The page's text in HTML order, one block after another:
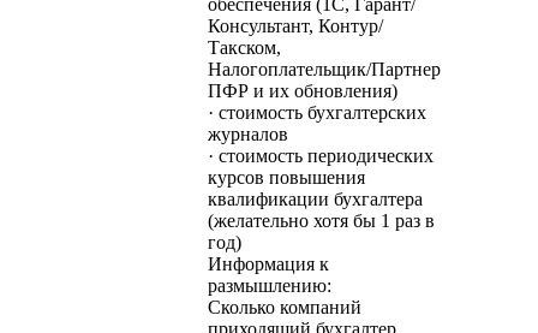
Консультант, Контур/
Такском,
Налогоплательщик/Партнер
ПФР и их обновления)
· стоимость бухгалтерских
журналов
· стоимость периодических
курсов повышения
квалификации бухгалтера
(желательно хотя бы 1 раз в
год)
Информация к
размышлению:
Сколько компаний
приходящий бухгалтер